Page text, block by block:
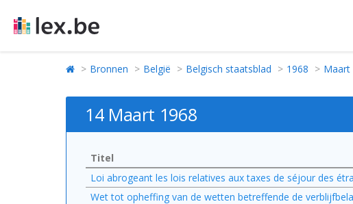
Bronnen België Belgisch staatsblad 1968 Maart
14 Maart 1968
Titel
Loi abrogeant les lois relatives aux taxes de séjour des
Wet tot opheffing van de wetten betreffende de